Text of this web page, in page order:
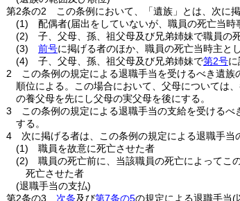
第2条の2
この条例において、「遺族」とは、次に
(1)
配偶者(届出をしていないが、職員の死亡当
(2)
子、父母、孫、祖父母及び兄弟姉妹で職員の
(3)
前号に掲げる者のほか、職員の死亡当時主と
(4)
子、父母、孫、祖父母及び兄弟姉妹で第2号
2
この条例の規定による退職手当を受けるべき遺族
順位による。
この場合において、父母については
の養父母を先にし父母の実父母を後にする。
3
この条例の規定による退職手当の支給を受ける
する。
4
次に掲げる者は、この条例の規定による退職手当
(1)
職員を故意に死亡させた者
(2)
職員の死亡前に、当該職員の死亡によってこ
死亡させた者
(退職手当の支払)
第2条の3
次条及び第7条の5の規定による退職手当(